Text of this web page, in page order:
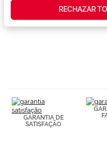
contenidos
personalizados
de páginas
visitadas).
Puedes
consultar más
RECHAZAR
Garantias e serviços
GARANTIA DE
SATISFAÇÃO